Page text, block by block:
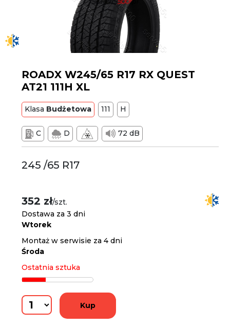
ROADX W245/65 R17 RX QUEST
AT21 111H XL
Klasa Budżetowa 111 H
C D 72 dB
245 /65 R17
352 zł/szt.
Dostawa za 3 dni
Wtorek
Montaż w serwisie za 4 dni
Środa
Ostatnia sztuka
Kup